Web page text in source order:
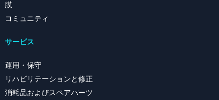
膜
コミュニティ
サービス
運用・保守
リハビリテーションと修正
消耗品およびスペアパーツ